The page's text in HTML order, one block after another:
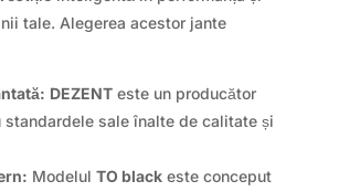
tale. Alegerea acestor jante
DEZENTeste un producător
standardele sale înalte de calitate și
Modelul TO blackeste conceput